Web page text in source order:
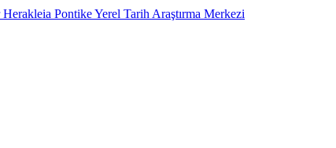
Pontike Yerel Tarih Araştırma Merkezi